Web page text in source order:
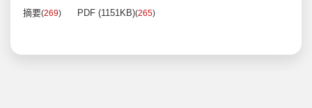
摘要(269) PDF (1151KB)(265)